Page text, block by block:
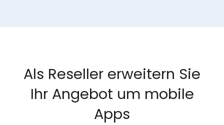
Als Reseller erweitern Sie
Ihr Angebot um mobile
Apps